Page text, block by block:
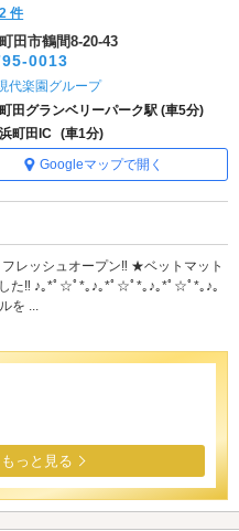
2 件
田市鶴間8-20-43
0013
代楽園グループ
田グランベリーパーク駅 (車5分)
町田IC (車1分)
Googleマップで開く
レッシュオープン‼ ★ベットマット
た‼ ♪｡*ﾟ☆ﾟ*｡♪｡*ﾟ☆ﾟ*｡♪｡*ﾟ☆ﾟ*｡♪｡
を ...
っと見る